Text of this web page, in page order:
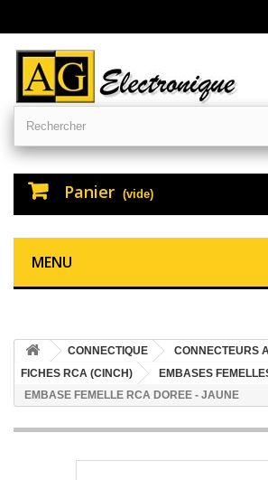
Panier (vide)
MENU
CONNECTIQUE
CONNECTEURS
FICHES RCA (CINCH)
EMBASES
EMBASE FEMELLE RCA DOREE - JAUNE